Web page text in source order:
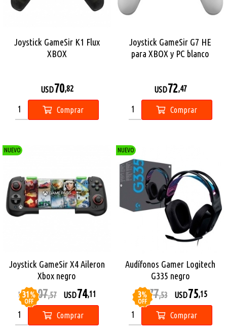
Joystick GameSir K1 Flux
XBOX
USD70,82
Comprar
Joystick GameSir G7 HE
para XBOX y PC blanco
USD72,47
Comprar
NUEVO
Joystick GameSir X4 Aileron
Xbox negro
31%
OFF
USD107,57 USD74,11
Comprar
NUEVO
Audífonos Gamer Logitech
G335 negro
3%
OFF
USD77,53 USD75,15
Comprar